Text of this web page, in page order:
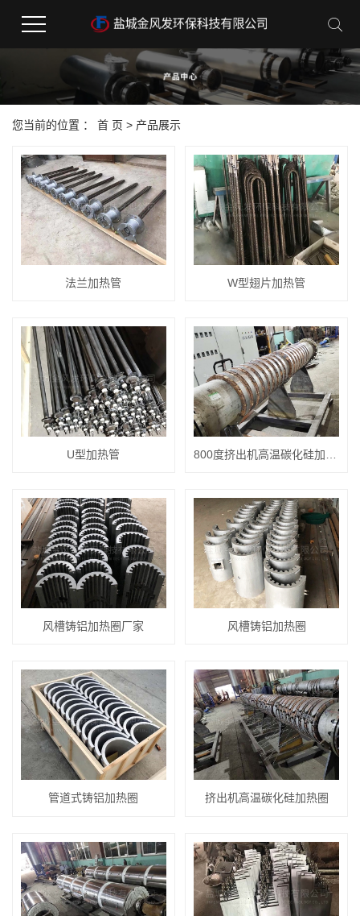
您当前的位置 ： 首 页 > 产品展示
法兰加热管 W型翅片加热管
U型加热管
风槽铸铝加热圈厂家 风槽铸铝加热圈
管道式铸铝加热圈 挤出机高温碳化硅加热圈